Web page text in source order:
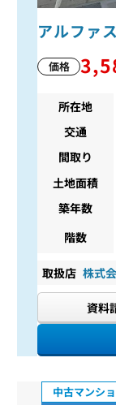
アルファ
価格
所在地
交通
間取り
土地面積
築年数
階数
取扱店 株式
資料
中古マンシ